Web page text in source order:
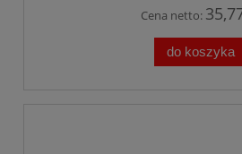
Cena netto:
do koszyka